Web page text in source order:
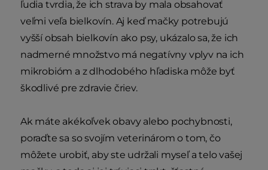
ľudia tvrdia, že ich strava by mala obsahovať
veľmi veľa bielkovín. Aj keď mačky potrebujú
vyšší obsah bielkovín ako psy, ukázalo sa, že ich
nadmerné množstvo má negatívny vplyv na ich
mikrobióm a z dlhodobého hľadiska môže byť
škodlivé pre zdravie čriev.
Ak máte akékoľvek obavy alebo pochybnosti,
poraďte sa so svojím veterinárom o tom, čo
môžete urobiť, aby ste udržali myseľ a telo vašej